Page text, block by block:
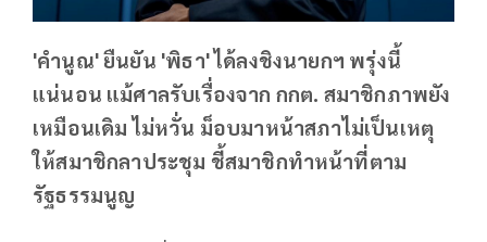
'คำนูณ' ยืนยัน 'พิธา' ได้ลงชิงนายกฯ พรุ่งนี้
แน่นอน แม้ศาลรับเรื่องจาก กกต. สมาชิกภาพยัง
เหมือนเดิม ไม่หวั่น ม็อบมาหน้าสภาไม่เป็นเหตุ
ให้สมาชิกลาประชุม ชี้สมาชิกทำหน้าที่ตาม
รัฐธรรมนูญ